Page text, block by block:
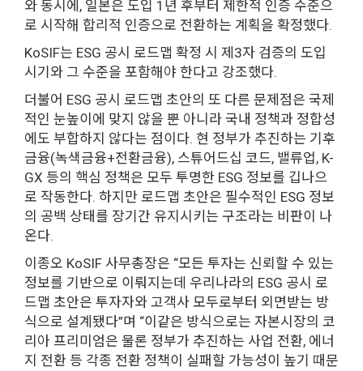
와 동시에, 일본은 도입 1년 후부터 제한적 인증 수준으
로 시작해 합리적 인증으로 전환하는 계획을 확정했다.
KoSIF는 ESG 공시 로드맵 확정 시 제3자 검증의 도입
시기와 그 수준을 포함해야 한다고 강조했다.
더불어 ESG 공시 로드맵 초안의 또 다른 문제점은 국제
적인 눈높이에 맞지 않을 뿐 아니라 국내 정책과 정합성
에도 부합하지 않다는 점이다. 현 정부가 추진하는 기후
금융(녹색금융+전환금융), 스튜어드십 코드, 밸류업, K-
GX 등의 핵심 정책은 모두 투명한 ESG 정보를 깁나으
로 작동한다. 하지만 로드맵 초안은 필수적인 ESG 정보
의 공백 상태를 장기간 유지시키는 구조라는 비판이 나
온다.
이종오 KoSIF 사무총장은 “모든 투자는 신뢰할 수 있는
정보를 기반으로 이뤄지는데 우리나라의 ESG 공시 로
드맵 초안은 투자자와 고객사 모두로부터 외면받는 방
식으로 설계됐다”며 “이같은 방식으로는 자본시장의 코
리아 프리미엄은 물론 정부가 추진하는 사업 전환, 에너
지 전환 등 각종 전환 정책이 실패할 가능성이 높기 때문